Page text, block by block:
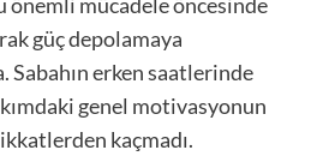
güç depolamaya
Sabahın erken saatlerinde
genel motivasyonun
kaçmadı.